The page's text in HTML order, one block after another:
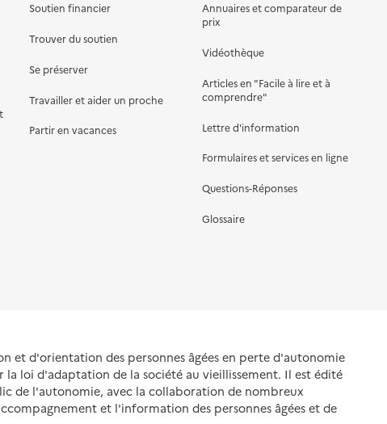
Soutien financier
Trouver du soutien
Se préserver
Travailler et aider un proche
Partir en vacances
Annuaires et comparateur de
prix
Vidéothèque
Articles en "Facile à lire et à
comprendre"
Lettre d'information
Formulaires et services en ligne
Questions-Réponses
Glossaire
et d'orientation des personnes âgées en perte d'autonomie
la loi d'adaptation de la société au vieillissement. Il est édité
de l'autonomie, avec la collaboration de nombreux
et l'information des personnes âgées et de